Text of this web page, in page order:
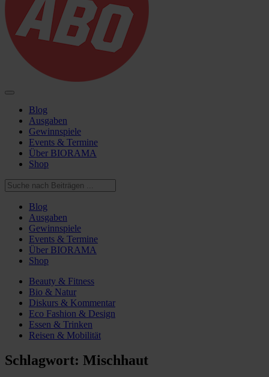
Blog
Ausgaben
Gewinnspiele
Events & Termine
Über BIORAMA
Shop
Blog
Ausgaben
Gewinnspiele
Events & Termine
Über BIORAMA
Shop
Beauty & Fitness
Bio & Natur
Diskurs & Kommentar
Eco Fashion & Design
Essen & Trinken
Reisen & Mobilität
Schlagwort: Mischhaut